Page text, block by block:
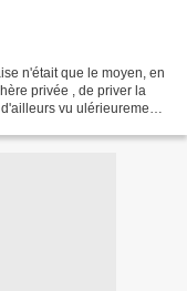
n'était que le moyen, en
privée , de priver la
vu ulérieurement